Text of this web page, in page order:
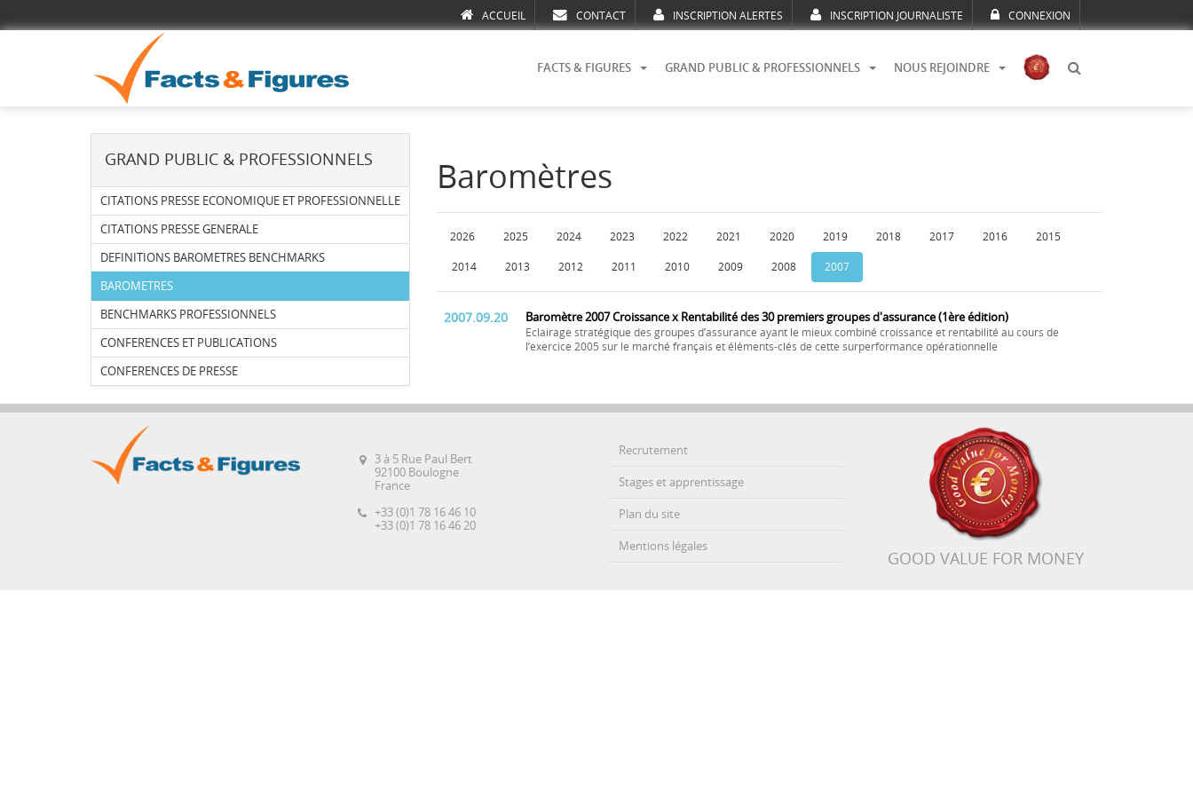
ACCUEIL CONTACT INSCRIPTION ALERTES INSCRIPTION JOURNALISTE CONNEXION
FACTS & FIGURES GRAND PUBLIC & PROFESSIONNELS NOUS REJOINDRE
GRAND PUBLIC & PROFESSIONNELS
CITATIONS PRESSE ECONOMIQUE ET PROFESSIONNELLE
CITATIONS PRESSE GENERALE
DEFINITIONS BAROMETRES BENCHMARKS
BAROMETRES
BENCHMARKS PROFESSIONNELS
CONFERENCES ET PUBLICATIONS
CONFERENCES DE PRESSE
Baromètres
2026 2025 2024 2023 2022 2021 2020 2019 2018 2017 2016 2015
2014 2013 2012 2011 2010 2009 2008 2007
2007.09.20 Baromètre 2007 Croissance x Rentabilité des 30 premiers groupes d'assurance (1ère édition)
Eclairage stratégique des groupes d’assurance ayant le mieux combiné croissance et rentabilité au cours de
l’exercice 2005 sur le marché français et éléments-clés de cette surperformance opérationnelle
3 à 5 Rue Paul Bert
92100 Boulogne
France
+33 (0)1 78 16 46 10
+33 (0)1 78 16 46 20
Recrutement
Stages et apprentissage
Plan du site
Mentions légales
GOOD VALUE FOR MONEY